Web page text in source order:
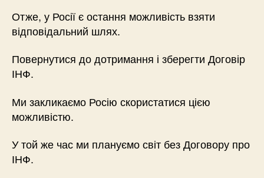
Отже, у Росії є остання можливість взяти
відповідальний шлях.
Повернутися до дотримання і зберегти Договір
ІНФ.
Ми закликаємо Росію скористатися цією
можливістю.
У той же час ми плануємо світ без Договору про
ІНФ.